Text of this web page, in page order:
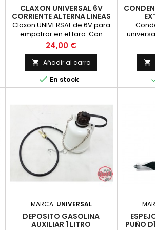
CLAXON UNIVERSAL 6V
CORRIENTE ALTERNA LINEAS
CROMADO
Claxon UNIVERSAL de 6V para
empotrar en el faro. Con
decoracion tipo "Lineas
paralelas" en acabado
CROMADO. Valido para
Montesa impala, Bultaco
mercurio, OSSA y otras.
Funciona a 6 voltios en
Precio
24,00 €
 Añadir al carro
 En stock
puede
los

MARCA: UNIVERSAL
DEPOSITO GASOLINA
AUXILIAR 1 LITRO
PUÑO